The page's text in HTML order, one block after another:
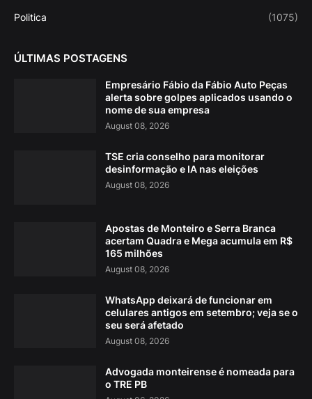
Politica (1075)
ÚLTIMAS POSTAGENS
Empresário Fábio da Fábio Auto Peças
alerta sobre golpes aplicados usando o
nome de sua empresa
August 08, 2026
TSE cria conselho para monitorar
desinformação e IA nas eleições
August 08, 2026
Apostas de Monteiro e Serra Branca
acertam Quadra e Mega acumula em R$
165 milhões
August 08, 2026
WhatsApp deixará de funcionar em
celulares antigos em setembro; veja se o
seu será afetado
August 08, 2026
Advogada monteirense é nomeada para
o TRE PB